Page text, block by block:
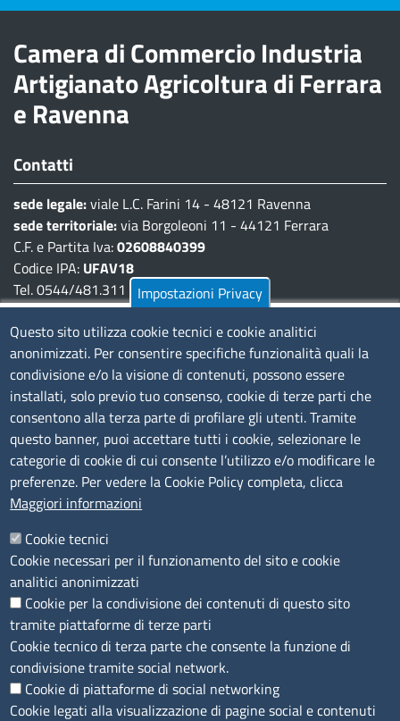
Camera di Commercio Industria
Artigianato Agricoltura di Ferrara
e Ravenna
Contatti
sede legale:viale L.C. Farini 14 - 48121 Ravenna
sede territoriale:via Borgoleoni 11 - 44121 Ferrara
C.F. e Partita Iva:02608840399
Codice IPA: UFAV18
Tel. 0544/481.311 - 0532/783.711
Pec:cciaa@pec.fera.camcom.it
Amministrazione Trasparente
Bandi di gara
Bilanci
Concorsi e selezioni
Procedimenti
Provvedimenti
Seguici su
Sito web
Accesso riservato
Mappa del sito
Impostazioni Privacy
Questo sito utilizza cookie tecnici e cookie analitici
anonimizzati. Per consentire specifiche funzionalità quali la
condivisione e/o la visione di contenuti, possono essere
installati, solo previo tuo consenso, cookie di terze parti che
consentono alla terza parte di profilare gli utenti. Tramite
questo banner, puoi accettare tutti i cookie, selezionare le
categorie di cookie di cui consente l’utilizzo e/o modificare le
preferenze. Per vedere la Cookie Policy completa, clicca
Maggiori informazioni
Cookie tecnici
Cookie necessari per il funzionamento del sito e cookie
analitici anonimizzati
Cookie per la condivisione dei contenuti di questo sito
tramite piattaforme di terze parti
Cookie tecnico di terza parte che consente la funzione di
condivisione tramite social network.
Cookie di piattaforme di social networking
Cookie legati alla visualizzazione di pagine social e contenuti